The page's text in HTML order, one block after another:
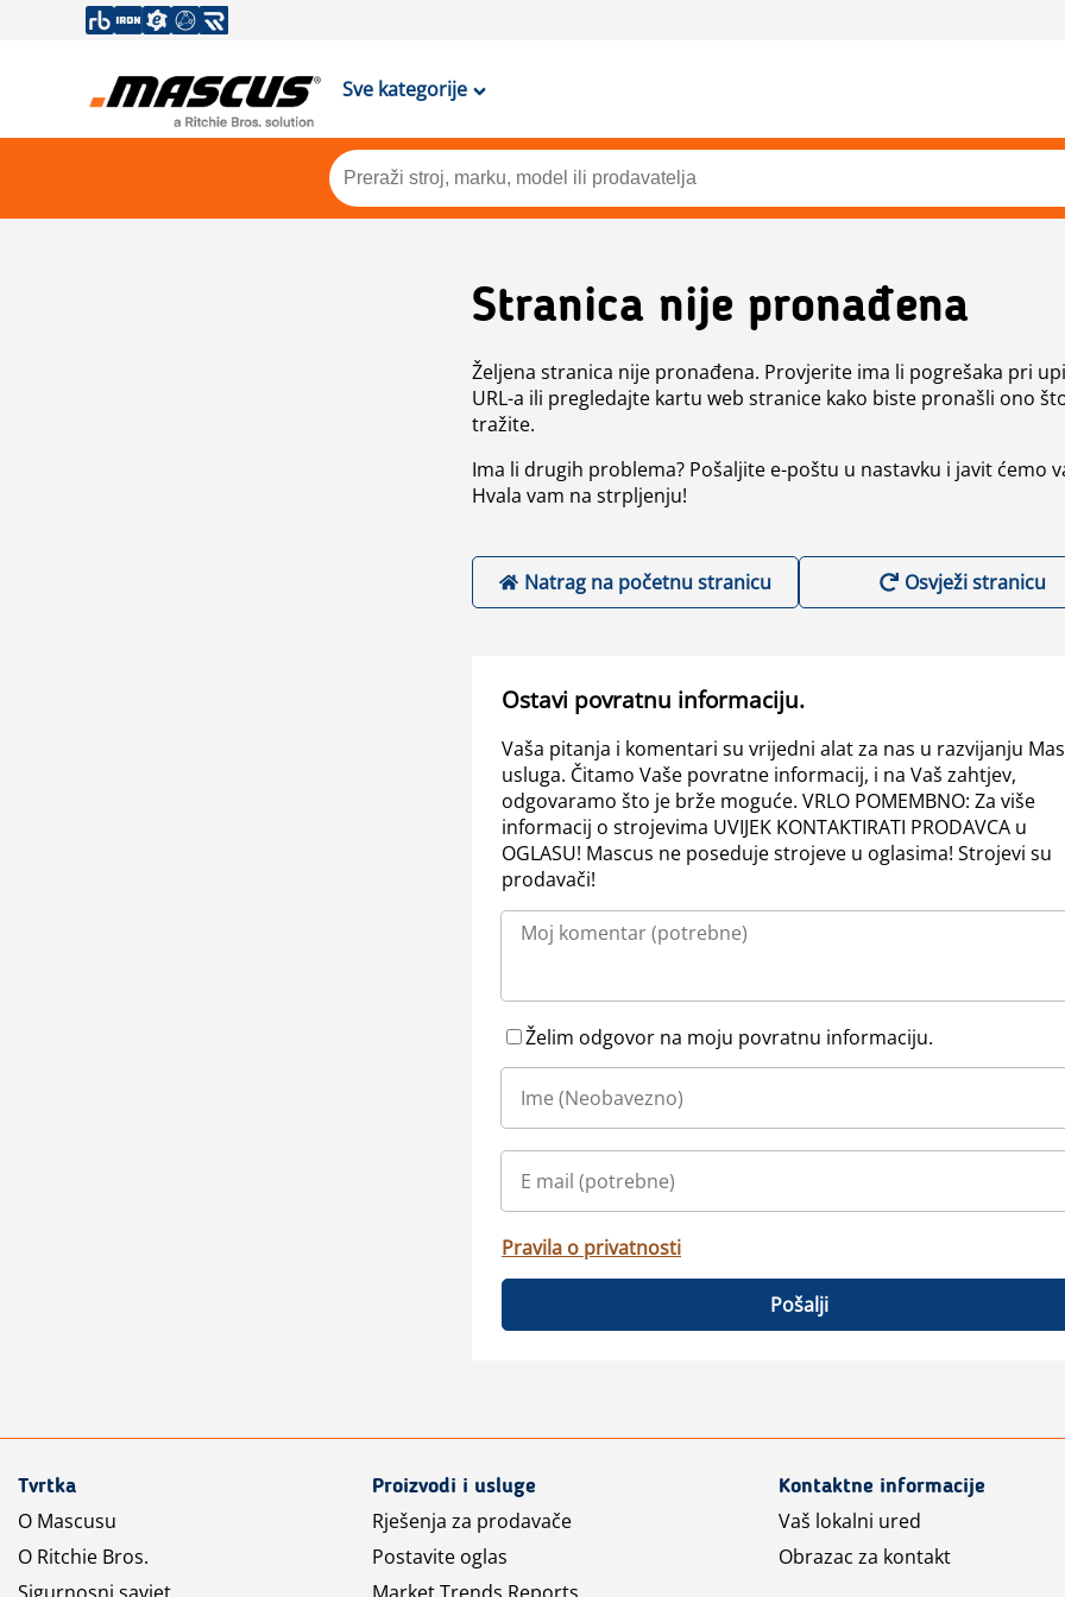
Sve kategorije
Stranica nije pronađena
Željena stranica nije pronađena. Provjerite ima li pogrešaka pri
URL-a ili pregledajte kartu web stranice kako biste pronašli ono
tražite.
Ima li drugih problema? Pošaljite e-poštu u nastavku i javit ćemo
Hvala vam na strpljenju!
Natrag na početnu stranicu Osvježi stranicu
Ostavi povratnu informaciju.
Vaša pitanja i komentari su vrijedni alat za nas u razvijanju
usluga. Čitamo Vaše povratne informacij, i na Vaš zahtjev,
odgovaramo što je brže moguće. VRLO POMEMBNO: Za više
informacij o strojevima UVIJEK KONTAKTIRATI PRODAVCA u
OGLASU! Mascus ne poseduje strojeve u oglasima! Strojevi su
prodavači!
Želim odgovor na moju povratnu informaciju.
Pravila o privatnosti
Pošalji
Tvrtka
O Mascusu
O Ritchie Bros.
Proizvodi i usluge
Rješenja za prodavače
Postavite oglas
Kontaktne informacije
Vaš lokalni ured
Obrazac za kontakt